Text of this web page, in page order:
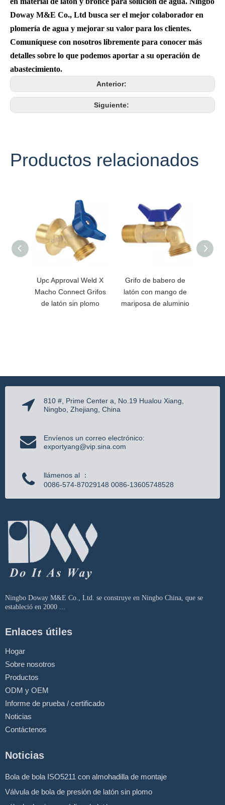
Doway M&E Co., Ltd busca ser el mejor colaborador en
plomería de agua y mejorar su valor para los clientes.
Comuníquese con nosotros libremente para conocer más
detalles sobre lo que podemos aportar a su operación de
abastecimiento.
Anterior:
Siguiente:
Productos relacionados
Upc Approval Weld X
Macho Connect Grifos
de latón sin plomo
Grifo de babero de
latón con mango de
mariposa de aluminio
810 #, Prime Center a, No.19 Hualou Xiang,
Ningbo, Zhejiang, China
Envíenos un correo electrónico:
exportyang@vip.sina.com
llámenos al ：
0086-574-87029148 0086-13605748528
Ningbo Doway M&E Co., Ltd. se construye en Ningbo China, que se
estableció en 2000 ...
Enlaces útiles
Hogar
Sobre nosotros
Productos
ODM y OEM
Informe de prueba / certificado
Noticias
Contáctenos
Noticias
Bola de bola ISO5211 con almohadilla de montaje
Válvula de bola de presión de latón sin plomo